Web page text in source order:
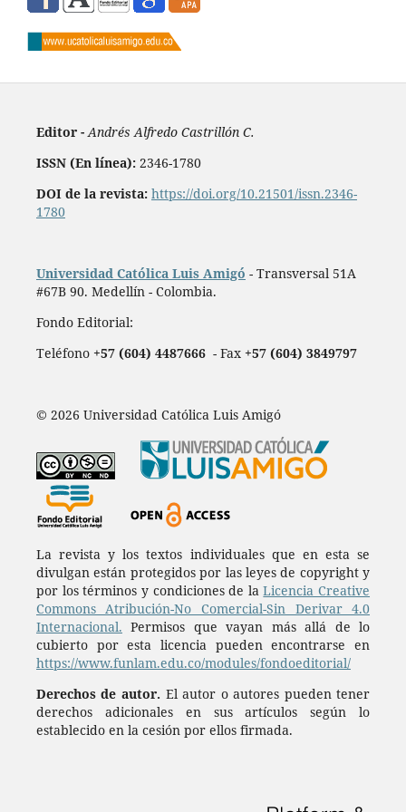
Editor - Andrés Alfredo Castrillón C.
ISSN (En línea): 2346-1780
DOI de la revista: https://doi.org/10.21501/issn.2346-
1780
Universidad Católica Luis Amigó - Transversal 51A
#67B 90. Medellín - Colombia.
Fondo Editorial:
Teléfono +57 (604) 4487666- Fax +57 (604) 3849797
© 2026 Universidad Católica Luis Amigó
La revista y los textos individuales que en esta se
divulgan están protegidos por las leyes de copyright y
por los términos y condiciones de laLicencia Creative
Commons Atribución-No Comercial-Sin Derivar 4.0
Internacional. Permisos que vayan más allá de lo
cubierto por esta licencia pueden encontrarse en
https://www.funlam.edu.co/modules/fondoeditorial/
Derechos de autor. El autor o autores pueden tener
derechos adicionales en sus artículos según lo
establecido en la cesión por ellos firmada.